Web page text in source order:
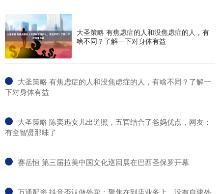
大圣策略 有焦虑症的人和没焦虑症的人，有
啥不同？了解一下对身体有益
​大圣策略 有焦虑症的人和没焦虑症的人，有啥不同？了解一
下对身体有益
​大圣策略 陈奕迅女儿出道照，五官结合了爸妈优点，网友：
有全智贤那味了
​赛岳恒 第三届拉美中国文化巡回展在巴西圣保罗开幕
​万通配资 抖音否认做外卖：聚焦在到店业务上，没有自建外